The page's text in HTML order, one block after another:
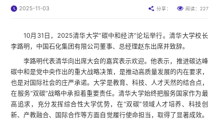
2025-11-03 分享： 阅读： 227
10月31日，2025清华大学“碳中和经济”论坛举行。清华大学校长
李路明，中国石化集团有限公司董事、总经理赵东出席并致辞。
李路明代表清华向出席大会的嘉宾表示欢迎。他表示，推进碳达峰
碳中和是党中央作出的重大战略决策，是推动高质量发展的内在要求，
也是对国际社会的庄严承诺。大学是教育、科技、人才天然的结合点，
在服务“双碳”战略中承担着重要责任。清华大学始终把服务国家作为最
高追求，充分发挥综合性大学优势，在“双碳”领域人才培养、科技创
新、产教融合、国际合作等方面自觉履行使命担当，取得了显著成效。